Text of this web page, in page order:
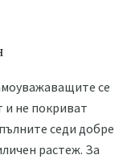
се
и не покриват
седи добре
растеж. За